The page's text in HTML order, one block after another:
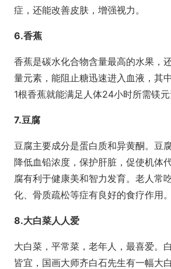
症，还能改善皮肤，增强视力。
6.香蕉
香蕉是碳水化合物含量最高的水果，
量元素，能阻止糖迅速进入血液，其
1根香蕉就能满足人体24小时所需镁元
7.豆腐
豆腐主要成分是蛋白质和异黄酮。豆
降低血铅浓度，保护肝脏，促使机体
腐有利于健康美和智力发育。老人常
化、骨质疏松等症有良好的食疗作用。
8.大白菜人人爱
大白菜，平常菜，老年人，最喜爱。
皆宜，国画大师齐白石先生有一幅大